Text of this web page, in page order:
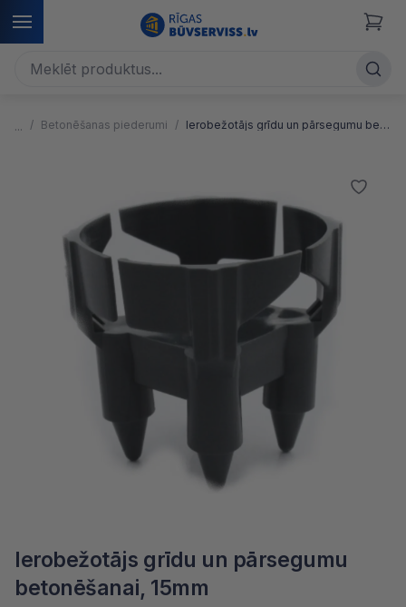
Betonēšanas piederumi Ierobežotājs grīdu un pārsegumu betonēšanai
Ierobežotājs grīdu un pārsegumu
betonēšanai, 15mm